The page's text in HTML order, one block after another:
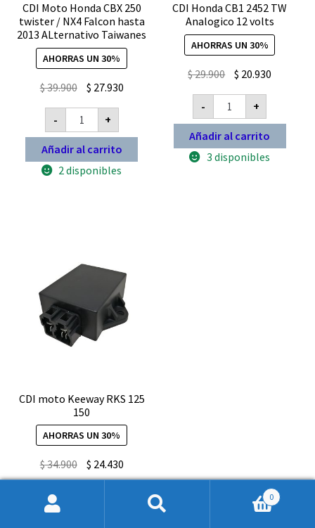
CDI Moto Honda CBX 250
twister / NX4 Falcon hasta
2013 ALternativo Taiwanes
AHORRAS UN 30%
$39.900 El
original
era:
$ 39.900.
$ 27.930El
es:
-
CDI
Moto
Honda
CBX
250
twister
+
Añadir al carrito
2 disponibles
CDI Honda CB1 2452 TW
Analogico 12 volts
AHORRAS UN 30%
$29.900 El
original
era:
$ 29.900.
$ 20.930
es:
-
CDI
Honda
CB1
2452
TW
Analogico
+
Añadir al carrito
3 disponibles
CDI moto Keeway RKS 125
150
AHORRAS UN 30%
$34.900 El
precio
$ 24.430El
precio
actual
- 0